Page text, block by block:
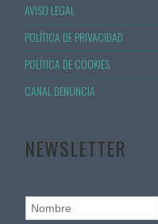
AVISO LEGAL
POLÍTICA DE PRIVACIDAD
POLÍTICA DE COOKIES
CANAL DENUNCIA
NEWSLETTER